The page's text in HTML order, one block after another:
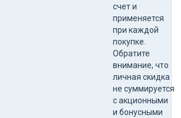
счет и
применяется
при каждой
покупке.
Обратите
внимание, что
личная скидка
не суммируется
с акционными
и бонусными